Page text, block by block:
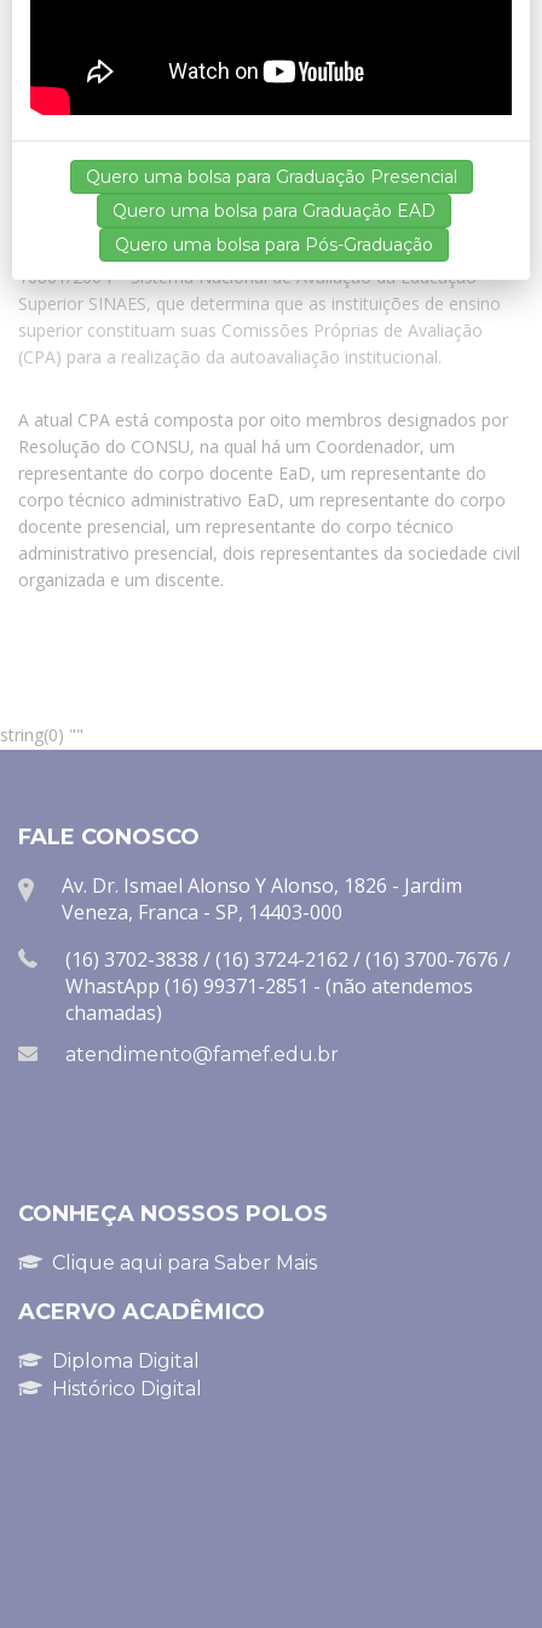
demais órgãos colegiados existentes na instituição de educação
superior e tem por princípio e finalidade contribuir para a
melhoria contínua da instituição em todos os seus aspectos.
vista à sua constante melhoria.
A FAMEF possui e desenvolve seu projeto de autoavaliação
institucional adequando-se às determinações da Lei Federal nº.
10861/2004 – Sistema Nacional de Avaliação da Educação
Superior SINAES, que determina que as instituições de ensino
superior constituam suas Comissões Próprias de Avaliação
(CPA) para a realização da autoavaliação institucional.
A atual CPA está composta por oito membros designados por
Resolução do CONSU, na qual há um Coordenador, um
representante do corpo docente EaD, um representante do
corpo técnico administrativo EaD, um representante do corpo
docente presencial, um representante do corpo técnico
administrativo presencial, dois representantes da sociedade civil
organizada e um discente.
Quero uma bolsa para Graduação Presencial
Quero uma bolsa para Graduação EAD
Quero uma bolsa para Pós-Graduação
FALE CONOSCO
Av. Dr. Ismael Alonso Y Alonso, 1826 - Jardim
Veneza, Franca - SP, 14403-000
(16) 3702-3838 / (16) 3724-2162 / (16) 3700-7676 /
WhastApp (16) 99371-2851 - (não atendemos
chamadas)
atendimento@famef.edu.br
CONHEÇA NOSSOS POLOS
Clique aqui para Saber Mais
ACERVO ACADÊMICO
Diploma Digital
Histórico Digital
string(0) ""